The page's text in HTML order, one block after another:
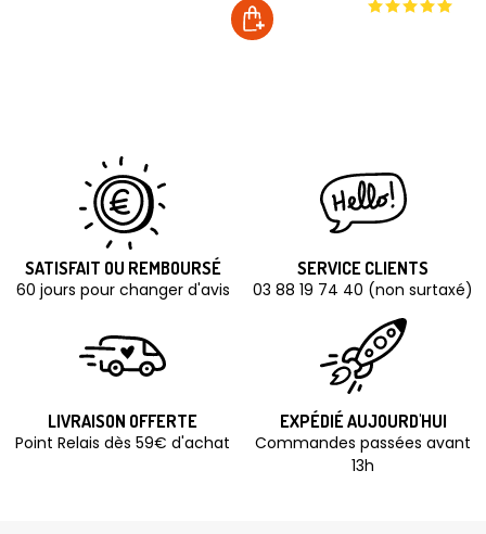
SATISFAIT OU REMBOURSÉ
60 jours pour changer d'avis
SERVICE CLIENTS
03 88 19 74 40 (non surtaxé)
LIVRAISON OFFERTE
Point Relais dès 59€ d'achat
EXPÉDIÉ AUJOURD'HUI
Commandes passées avant
13h